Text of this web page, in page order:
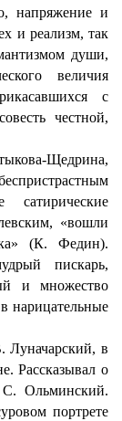
напряжение и
и реализм, так
души,
величия
с
честной,
Щедрина,
«вошли
(К. Федин).
пискарь,
и множество
нарицательные
Луначарский, в
Рассказывал о
Ольминский.
портрете